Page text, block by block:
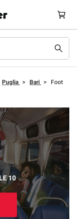
Puglia > Bari >
Foot
10